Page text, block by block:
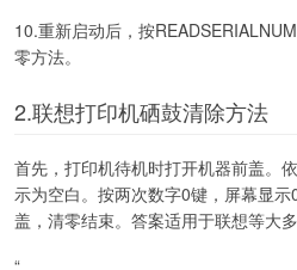
10.重新启动后，按
零方法。
2.联想打印机硒鼓清除方法
首先，打印机待机时打开机器前盖。
示为空白。按两次数字0键，屏幕显
盖，清零结束。答案适用于联想等大多
“